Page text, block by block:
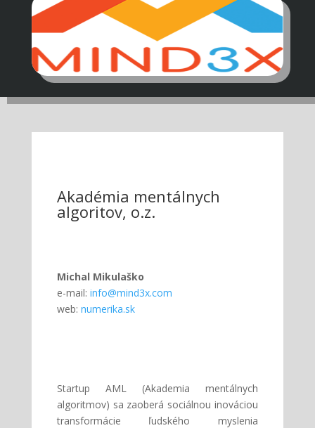
Akadémia mentálnych
algoritov, o.z.
Michal Mikulaško
e-mail: info@mind3x.com
web: numerika.sk
Startup AML (Akademia mentálnych
algoritmov) sa zaoberá sociálnou inováciou
transformácie ľudského myslenia